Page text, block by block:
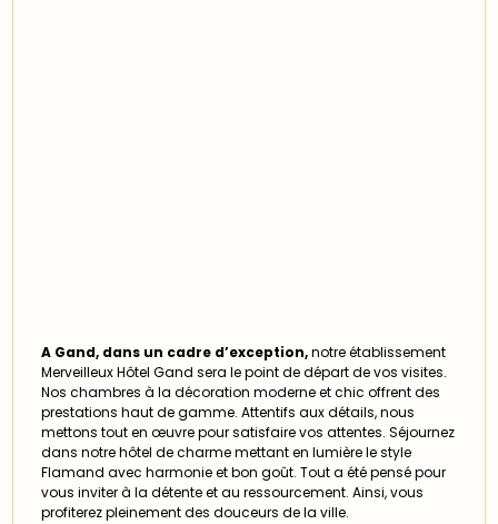
A Gand, dans un cadre d’exception,notre établissement
Merveilleux Hôtel Gand sera le point de départ de vos visites.
Nos chambres à la décoration moderne et chic offrent des
prestations haut de gamme. Attentifs aux détails, nous
mettons tout en œuvre pour satisfaire vos attentes. Séjournez
dans notre hôtel de charme mettant en lumière le style
Flamand avec harmonie et bon goût. Tout a été pensé pour
vous inviter à la détente et au ressourcement. Ainsi, vous
profiterez pleinement des douceurs de la ville.